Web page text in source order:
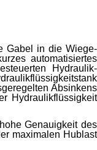
Gabel in die Wiege­
automatisiertes
Hydraulik­
Absinkens
Hydraulik­flüssigkeit
Genauigkeit des
maximalen Hublast